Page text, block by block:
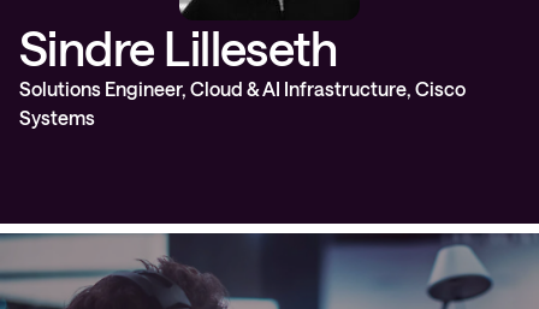
Sindre Lilleseth
Solutions Engineer, Cloud & AI Infrastructure, Cisco
Systems